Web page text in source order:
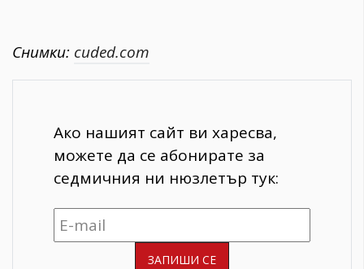
Снимки: cuded.com
Ако нашият сайт ви харесва,
можете да се абонирате за
седмичния ни нюзлетър тук: